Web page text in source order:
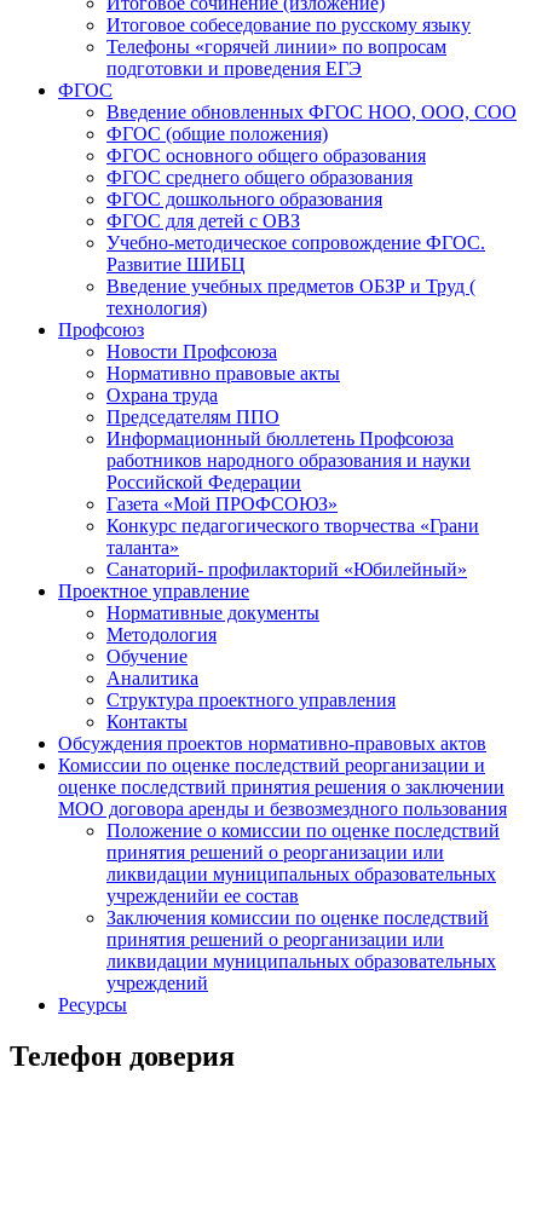
Итоговое собеседование по русскому языку
Телефоны «горячей линии» по вопросам
подготовки и проведения ЕГЭ
ФГОС
Введение обновленных ФГОС НОО, ООО, СОО
ФГОС (общие положения)
ФГОС основного общего образования
ФГОС среднего общего образования
ФГОС дошкольного образования
ФГОС для детей с ОВЗ
Учебно-методическое сопровождение ФГОС.
Развитие ШИБЦ
Введение учебных предметов ОБЗР и Труд (
технология)
Профсоюз
Новости Профсоюза
Нормативно правовые акты
Охрана труда
Председателям ППО
Информационный бюллетень Профсоюза
работников народного образования и науки
Российской Федерации
Газета «Мой ПРОФСОЮЗ»
Конкурс педагогического творчества «Грани
таланта»
Санаторий- профилакторий «Юбилейный»
Проектное управление
Нормативные документы
Методология
Обучение
Аналитика
Структура проектного управления
Контакты
Обсуждения проектов нормативно-правовых актов
Комиссии по оценке последствий реорганизации и
оценке последствий принятия решения о заключении
МОО договора аренды и безвозмездного пользования
Положение о комиссии по оценке последствий
принятия решений о реорганизации или
ликвидации муниципальных образовательных
учрежденийи ее состав
Заключения комиссии по оценке последствий
принятия решений о реорганизации или
ликвидации муниципальных образовательных
учреждений
Ресурсы
Телефон доверия